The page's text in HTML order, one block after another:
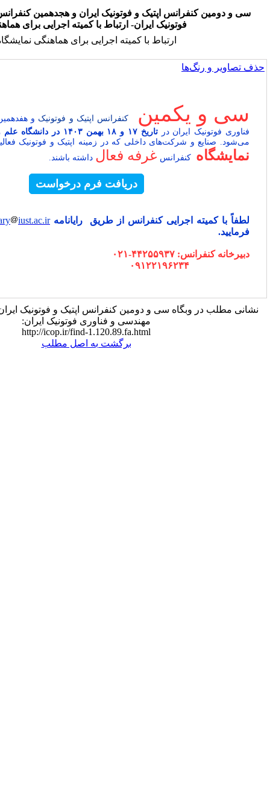
اپتيک و فوتونيک ایران و هجدهمين کنفرانس مهندسی و فناوری
ايران- ارتباط با کمیته اجرایی برای هماهنگی
با کمیته اجرایی برای هماهنگی نمایشگاه
کنفرانس اپتیک و فوتونیک
و هفدهمین کنفرانس مهندسی و
تاریخ ۱۷ و ۱۸ بهمن ۱۴۰۳ در دانشگاه علم و صنعت ایرانبرگزار
داخلی که در زمینه اپتیک و فوتونیک فعالیت می‌کنند میتوانند در
غرفه فعالداشته باشند.
دریافت فرم درخواست
کنفرانس از طریق رایانامه ghafary iust.ac.ir تماس حاصل
سی و دومین کنفرانس اپتيک و فوتونيک ایران و هجدهمين کنفرانس
مهندسی و فناوری فوتونيک ايران:
http://icop.ir/find-1.120.89.fa.html